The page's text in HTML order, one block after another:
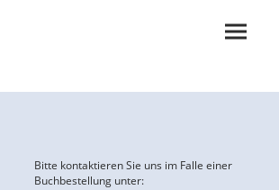
Bitte kontaktieren Sie uns im Falle einer
Buchbestellung unter: